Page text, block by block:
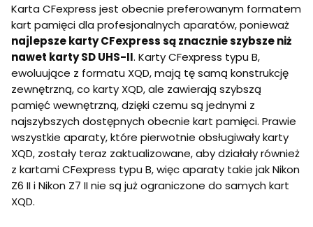
Karta CFexpress jest obecnie preferowanym formatem
kart pamięci dla profesjonalnych aparatów, ponieważ
najlepsze karty CFexpress są znacznie szybsze niż
nawet karty SD UHS-II. Karty CFexpress typu B,
ewoluujące z formatu XQD, mają tę samą konstrukcję
zewnętrzną, co karty XQD, ale zawierają szybszą
pamięć wewnętrzną, dzięki czemu są jednymi z
najszybszych dostępnych obecnie kart pamięci. Prawie
wszystkie aparaty, które pierwotnie obsługiwały karty
XQD, zostały teraz zaktualizowane, aby działały również
z kartami CFexpress typu B, więc aparaty takie jak Nikon
Z6 II i Nikon Z7 II nie są już ograniczone do samych kart
XQD.